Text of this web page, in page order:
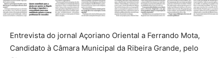
Entrevista do jornal Açoriano Oriental a Ferrando Mota,
Candidato à Câmara Municipal da Ribeira Grande, pelo